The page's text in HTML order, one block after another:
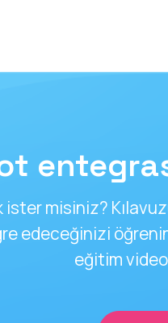
misiniz?
edeceğinizi
eğitim